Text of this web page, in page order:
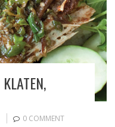
0 COMMENT